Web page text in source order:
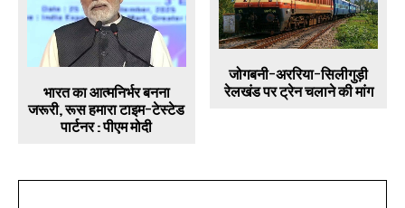
भारत का आत्मनिर्भर बनना
जरूरी, रूस हमारा टाइम-टेस्टेड
पार्टनर : पीएम मोदी
जोगबनी-अररिया-सिलीगुड़ी
रेलखंड पर ट्रेन चलाने की मांग